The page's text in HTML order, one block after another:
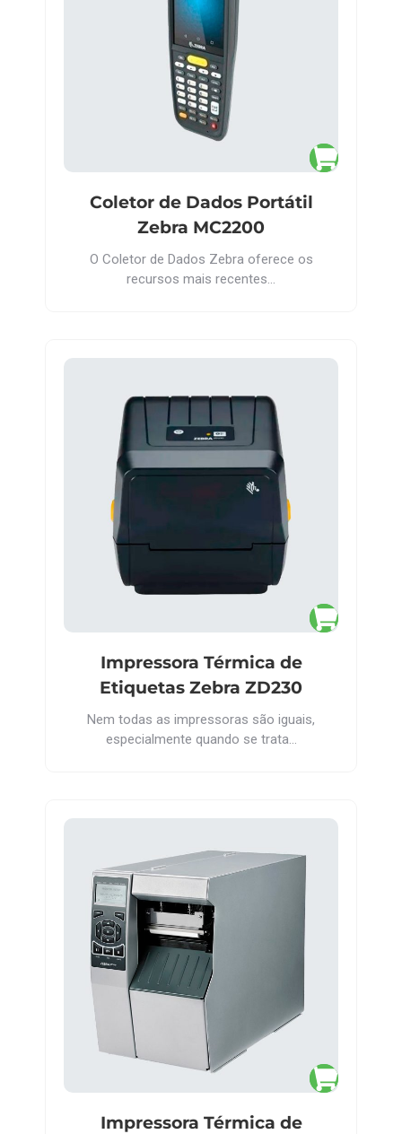
Coletor de Dados Portátil
Zebra MC2200
O Coletor de Dados Zebra oferece os
recursos mais recentes…
Impressora Térmica de
Etiquetas Zebra ZD230
Nem todas as impressoras são iguais,
especialmente quando se trata…
Impressora Térmica de